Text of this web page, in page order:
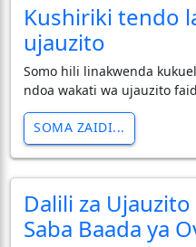
Kushiriki tendo
ujauzito
Somo hili linakwenda
ndoa wakati wa ujauzito
SOMA ZAIDI...
Dalili za
Saba Baada ya